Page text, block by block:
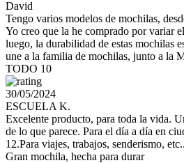
David
Tengo varios modelos de mochilas,
Yo creo que la he comprado por variar
luego, la durabilidad de estas mochilas
une a la familia de mochilas, junto a la
TODO 10
30/05/2024
ESCUELA K.
Excelente producto, para toda la vida.
de lo que parece. Para el día a día en
12.Para viajes, trabajos, senderismo,
Gran mochila, hecha para durar